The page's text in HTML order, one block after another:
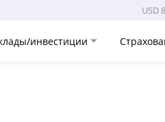
USD
инвестиции